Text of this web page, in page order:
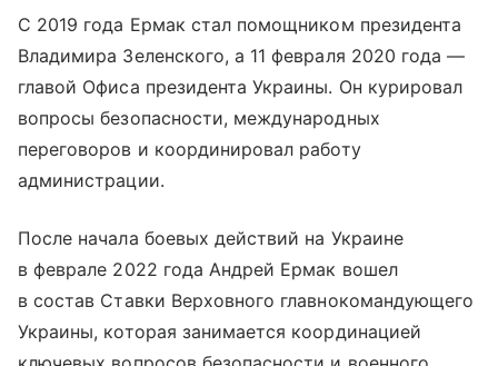
С 2019 года Ермак стал помощником президента
Владимира Зеленского, а 11 февраля 2020 года —
главой Офиса президента Украины. Он курировал
вопросы безопасности, международных
переговоров и координировал работу
администрации.
После начала боевых действий на Украине
в феврале 2022 года Андрей Ермак вошел
в состав Ставки Верховного главнокомандующего
Украины, которая занимается координацией